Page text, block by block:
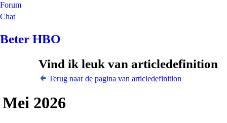
Forum
Chat
Beter HBO
Vind ik leuk van articledefinition
Terug naar de pagina van articledefinition
Mei 2026